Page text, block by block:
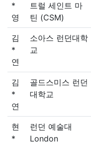
*
영
트럴 세인트 마
틴 (CSM)
김
*
연
소아스 런던대학
교
김
*
연
골드스미스 런던
대학교
현
*
런던 예술대
London